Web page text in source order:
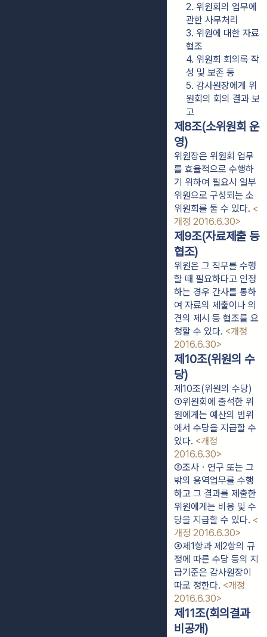
2. 위원회의 업무에
관한 사무처리
3. 위원에 대한 자료
협조
4. 위원회 회의록 작
성 및 보존 등
5. 감사원장에게 위
원회의 회의 결과 보
고
제8조(소위원회 운
영)
위원장은 위원회 업무
를 효율적으로 수행하
기 위하여 필요시 일부
위원으로 구성되는 소
위원회를 둘 수 있다. <
개정 2016.6.30>
제9조(자료제출 등
협조)
위원은 그 직무를 수행
할 때 필요하다고 인정
하는 경우 간사를 통하
여 자료의 제출이나 의
견의 제시 등 협조를 요
청할 수 있다. <개정
2016.6.30>
제10조(위원의 수
당)
제10조(위원의 수당)
①위원회에 출석한 위
원에게는 예산의 범위
에서 수당을 지급할 수
있다. <개정
2016.6.30>
②조사ㆍ연구 또는 그
밖의 용역업무를 수행
하고 그 결과를 제출한
위원에게는 비용 및 수
당을 지급할 수 있다. <
개정 2016.6.30>
③제1항과 제2항의 규
정에 따른 수당 등의 지
급기준은 감사원장이
따로 정한다. <개정
2016.6.30>
제11조(회의결과
비공개)